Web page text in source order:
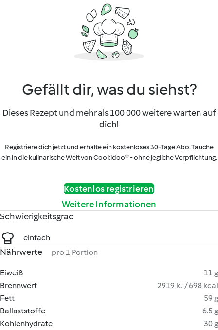
Gefällt dir, was du siehst?
Dieses Rezept und mehr als 100 000 weitere warten auf
dich!
Registriere dich jetzt und erhalte ein kostenloses 30-Tage Abo. Tauche
ein in die kulinarische Welt von Cookidoo® - ohne jegliche Verpflichtung.
Kostenlos registrieren
Weitere Informationen
Schwierigkeitsgrad
einfach
Nährwerte pro 1 Portion
Eiweiß
11 g
Brennwert
2919 kJ / 698 kcal
Fett
59 g
Ballaststoffe
6.5 g
Kohlenhydrate
30 g